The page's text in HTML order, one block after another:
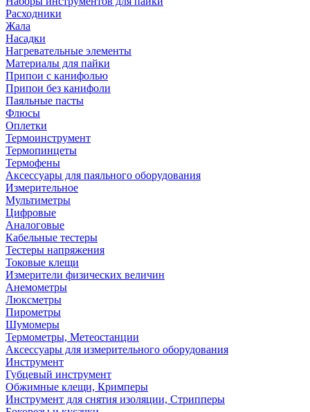
Расходники
Жала
Насадки
Нагревательные элементы
Материалы для пайки
Припои с канифолью
Припои без канифоли
Паяльные пасты
Флюсы
Оплетки
Термоинструмент
Термопинцеты
Термофены
Аксессуары для паяльного оборудования
Измерительное
Мультиметры
Цифровые
Аналоговые
Кабельные тестеры
Тестеры напряжения
Токовые клещи
Измерители физических величин
Анемометры
Люксметры
Пирометры
Шумомеры
Термометры, Метеостанции
Аксессуары для измерительного оборудования
Инструмент
Губцевый инструмент
Обжимные клещи, Кримперы
Инструмент для снятия изоляции, Стрипперы